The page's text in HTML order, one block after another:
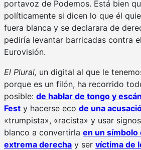
portavoz de Podemos. Está bien
políticamente si dicen lo que él
fuera blanca y se declarara de
pediría levantar barricadas contra
Eurovisión.
El Plural, un digital al que le
porque es un filón, ha recorrido
posible: de hablar de tongo y
Fest y hacerse eco de una
«trumpista», «racista» y usar
blanco a convertirla en un símbolo
extrema derecha y ser víctima de